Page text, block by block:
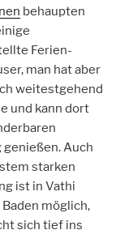
behaupten
Ferien-
man hat aber
weitestgehend
und kann dort
genießen. Auch
starken
ist in Vathi
möglich,
sich tief ins